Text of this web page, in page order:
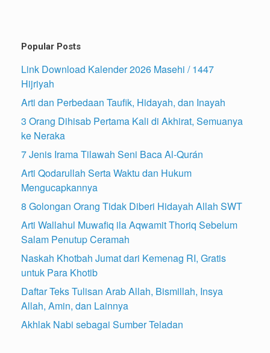
Popular Posts
Link Download Kalender 2026 Masehi / 1447
Hijriyah
Arti dan Perbedaan Taufik, Hidayah, dan Inayah
3 Orang Dihisab Pertama Kali di Akhirat, Semuanya
ke Neraka
7 Jenis Irama Tilawah Seni Baca Al-Qurán
Arti Qodarullah Serta Waktu dan Hukum
Mengucapkannya
8 Golongan Orang Tidak Diberi Hidayah Allah SWT
Arti Wallahul Muwafiq ila Aqwamit Thoriq Sebelum
Salam Penutup Ceramah
Naskah Khotbah Jumat dari Kemenag RI, Gratis
untuk Para Khotib
Daftar Teks Tulisan Arab Allah, Bismillah, Insya
Allah, Amin, dan Lainnya
Akhlak Nabi sebagai Sumber Teladan